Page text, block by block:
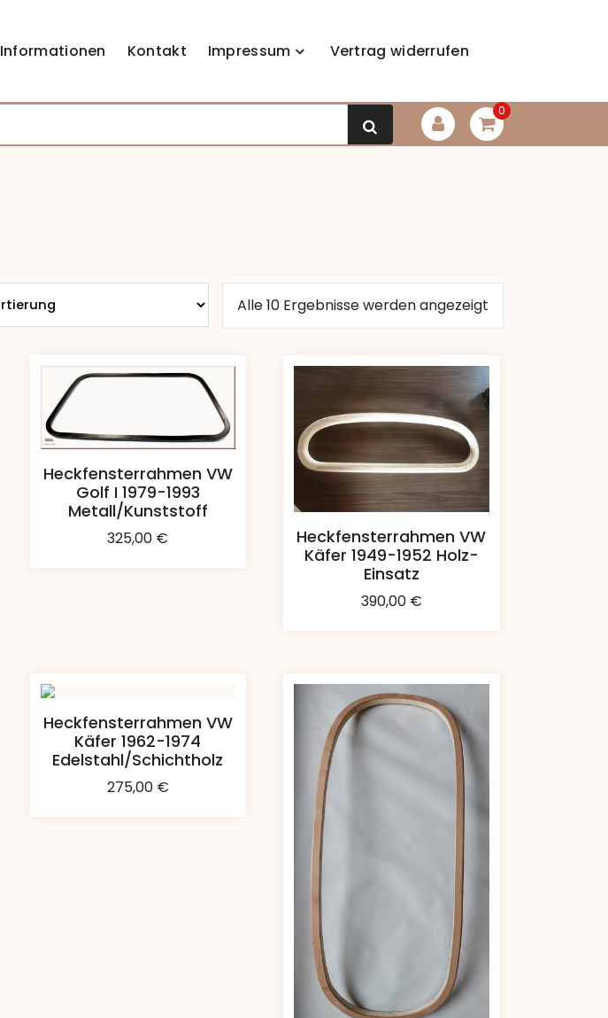
Informationen Kontakt Impressum Vertrag widerrufen
0
Alle 10 Ergebnisse werden angezeigt
Heckfensterrahmen VW
Golf I 1979-1993
Metall/Kunststoff
325,00 €
Heckfensterrahmen VW
Käfer 1949-1952 Holz-
Einsatz
390,00 €
Heckfensterrahmen VW
Käfer 1962-1974
Edelstahl/Schichtholz
275,00 €